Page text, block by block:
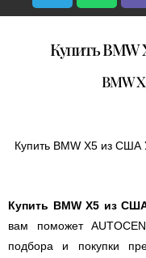
Купить
BMW
Купить BMW X5 из США
Купить BMW X5 из
вам поможет
подбора и покупки